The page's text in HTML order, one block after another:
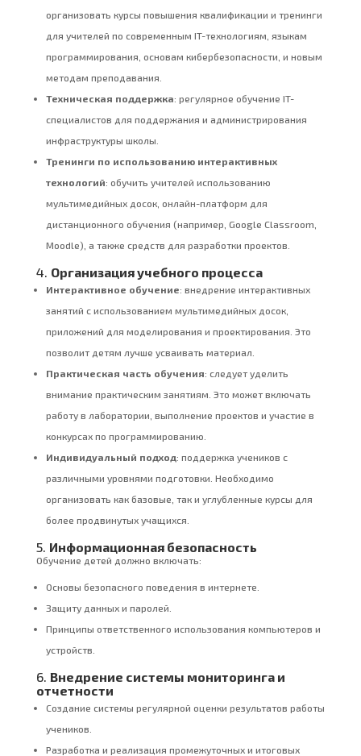
организовать курсы повышения квалификации и тренинги
для учителей по современным IT-технологиям, языкам
программирования, основам кибербезопасности, и новым
методам преподавания.
Техническая поддержка: регулярное обучение IT-
специалистов для поддержания и администрирования
инфраструктуры школы.
Тренинги по использованию интерактивных
технологий: обучить учителей использованию
мультимедийных досок, онлайн-платформ для
дистанционного обучения (например, Google Classroom,
Moodle), а также средств для разработки проектов.
4. Организация учебного процесса
Интерактивное обучение: внедрение интерактивных
занятий с использованием мультимедийных досок,
приложений для моделирования и проектирования. Это
позволит детям лучше усваивать материал.
Практическая часть обучения: следует уделить
внимание практическим занятиям. Это может включать
работу в лаборатории, выполнение проектов и участие в
конкурсах по программированию.
Индивидуальный подход: поддержка учеников с
различными уровнями подготовки. Необходимо
организовать как базовые, так и углубленные курсы для
более продвинутых учащихся.
5. Информационная безопасность
Обучение детей должно включать:
Основы безопасного поведения в интернете.
Защиту данных и паролей.
Принципы ответственного использования компьютеров и
устройств.
6. Внедрение системы мониторинга и
отчетности
Создание системы регулярной оценки результатов работы
учеников.
Разработка и реализация промежуточных и итоговых